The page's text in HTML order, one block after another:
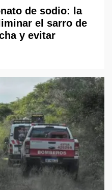
de sodio: la
el sarro de
y evitar